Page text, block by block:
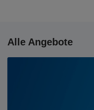
Alle Angebote